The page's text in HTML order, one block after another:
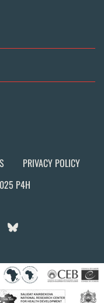
PRIVACY POLICY
P4H